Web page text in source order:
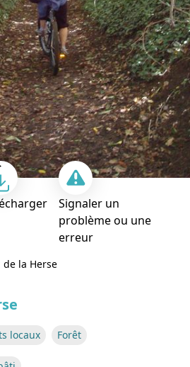
Signaler un
problème ou une
erreur
de la Herse
locaux Forêt